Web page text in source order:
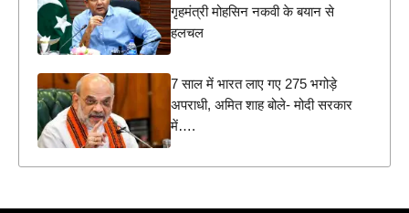
गृहमंत्री मोहसिन नकवी के बयान से
हलचल
7 साल में भारत लाए गए 275 भगोड़े
अपराधी, अमित शाह बोले- मोदी सरकार
में….